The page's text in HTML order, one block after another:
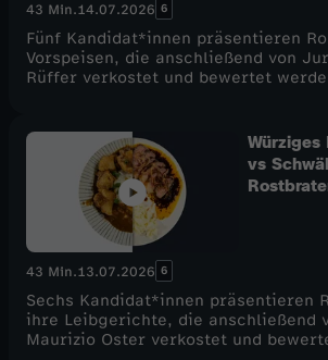
43 Min.14.07.2026 6
Fünf Kandidat*innen präsentieren
Vorspeisen, die anschließend von
Rüffer verkostet und bewertet
Würziges
vs
43 Min.13.07.2026 6
Sechs Kandidat*innen präsentieren
ihre Leibgerichte, die anschließend
Maurizio Oster verkostet und